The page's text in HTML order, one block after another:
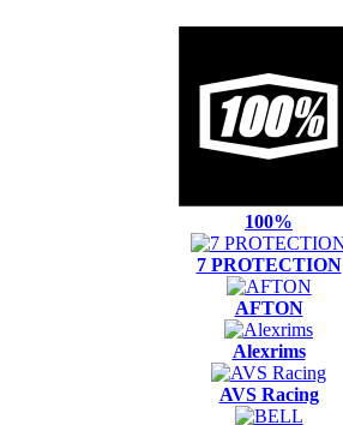
100%
7 PROTECTION
AFTON
Alexrims
AVS Racing